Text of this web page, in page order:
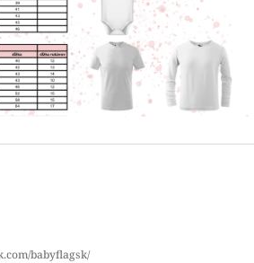
babyflagsk/